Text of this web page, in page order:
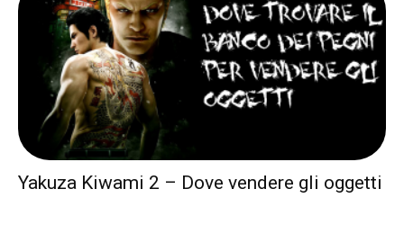
Yakuza Kiwami 2 – Dove vendere gli oggetti